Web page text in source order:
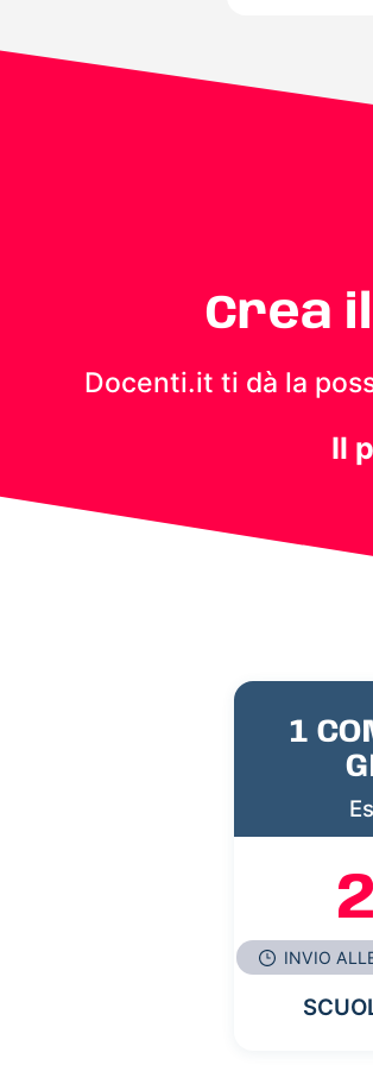
Crea
Docenti.it ti dà la
Il
1
INVIO